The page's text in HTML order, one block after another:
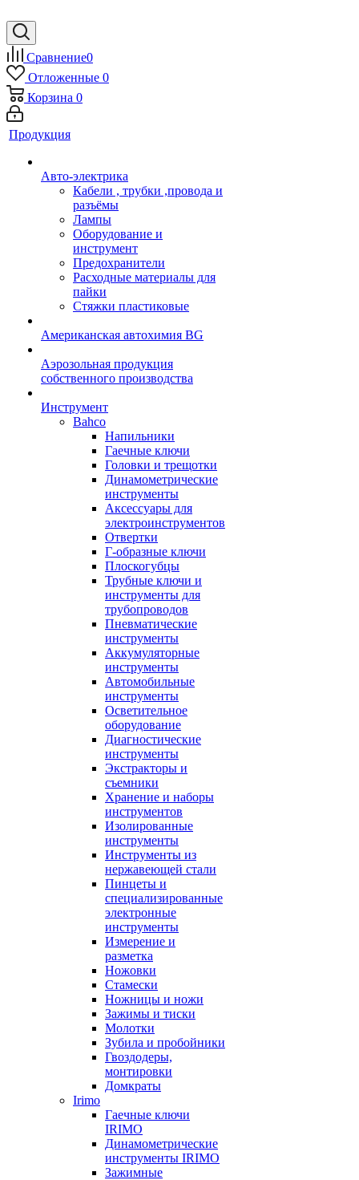
Сравнение0
Отложенные 0
Корзина 0
Продукция
Авто-электрика
Кабели , трубки ,провода и
разъёмы
Лампы
Оборудование и
инструмент
Предохранители
Расходные материалы для
пайки
Стяжки пластиковые
Американская автохимия BG
Аэрозольная продукция
собственного производства
Инструмент
Bahco
Напильники
Гаечные ключи
Головки и трещотки
Динамометрические
инструменты
Аксессуары для
электроинструментов
Отвертки
Г-образные ключи
Плоскогубцы
Трубные ключи и
инструменты для
трубопроводов
Пневматические
инструменты
Аккумуляторные
инструменты
Автомобильные
инструменты
Осветительное
оборудование
Диагностические
инструменты
Экстракторы и
съемники
Хранение и наборы
инструментов
Изолированные
инструменты
Инструменты из
нержавеющей стали
Пинцеты и
специализированные
электронные
инструменты
Измерение и
разметка
Ножовки
Стамески
Ножницы и ножи
Зажимы и тиски
Молотки
Зубила и пробойники
Гвоздодеры,
монтировки
Домкраты
Irimo
Гаечные ключи
IRIMO
Динамометрические
инструменты IRIMO
Зажимные